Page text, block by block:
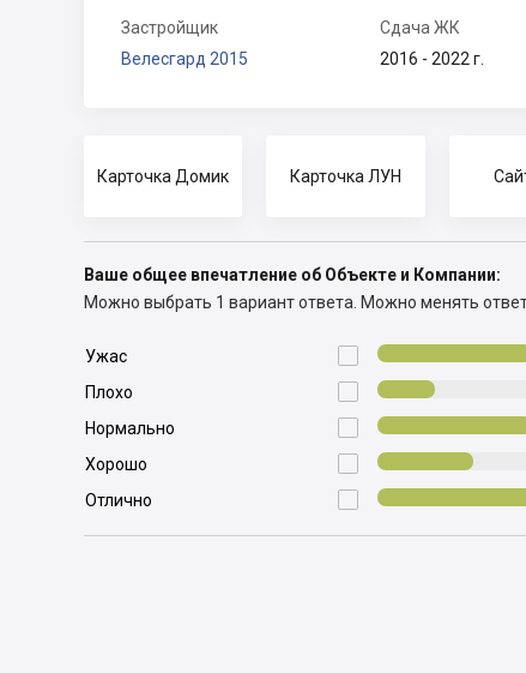
Застройщик
Велесгард 2015
Сдача ЖК
2016 - 2022 г.
Карточка Домик Карточка ЛУН
Ваше общее впечатление об Объекте и Компании:
Можно выбрать 1 вариант ответа. Можно менять

Ужас

Плохо

Нормально

Хорошо

Отлично